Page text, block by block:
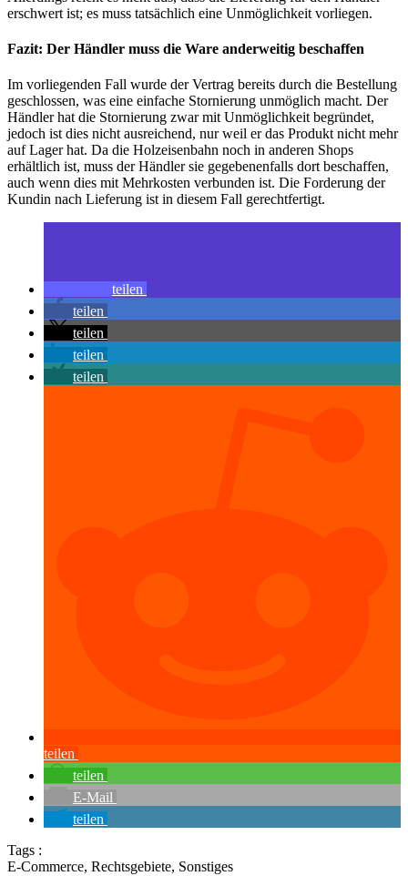
erschwert ist; es muss tatsächlich eine Unmöglichkeit vorliegen.
Fazit: Der Händler muss die Ware anderweitig beschaffen
Im vorliegenden Fall wurde der Vertrag bereits durch die Bestellung
geschlossen, was eine einfache Stornierung unmöglich macht. Der
Händler hat die Stornierung zwar mit Unmöglichkeit begründet,
jedoch ist dies nicht ausreichend, nur weil er das Produkt nicht mehr
auf Lager hat. Da die Holzeisenbahn noch in anderen Shops
erhältlich ist, muss der Händler sie gegebenenfalls dort beschaffen,
auch wenn dies mit Mehrkosten verbunden ist. Die Forderung der
Kundin nach Lieferung ist in diesem Fall gerechtfertigt.
teilen
teilen
teilen
teilen
teilen
teilen
teilen
E-Mail
teilen
Tags :
E-Commerce, Rechtsgebiete, Sonstiges